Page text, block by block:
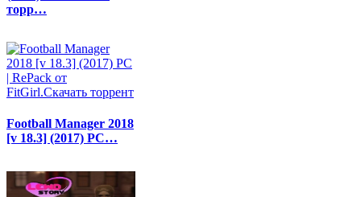
торр…
Football Manager 2018
[v 18.3] (2017) PC…